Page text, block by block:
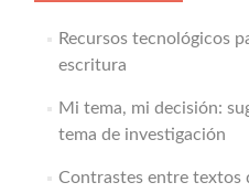
Recursos tecnológicos
escritura
Mi tema, mi decisión:
tema de investigación
Contrastes entre textos